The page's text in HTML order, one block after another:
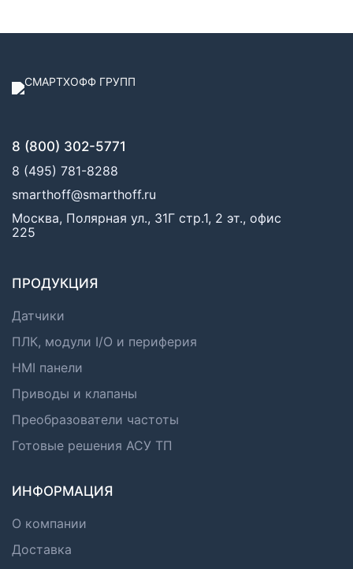
8 (800) 302-5771
8 (495) 781-8288
smarthoff@smarthoff.ru
Москва, Полярная ул., 31Г стр.1, 2 эт., офис
225
ПРОДУКЦИЯ
Датчики
ПЛК, модули I/O и периферия
HMI панели
Приводы и клапаны
Преобразователи частоты
Готовые решения АСУ ТП
ИНФОРМАЦИЯ
О компании
Доставка